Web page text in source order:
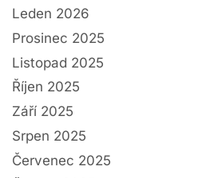
Leden 2026
Prosinec 2025
Listopad 2025
Říjen 2025
Září 2025
Srpen 2025
Červenec 2025